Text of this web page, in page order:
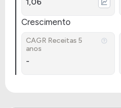
Crescimento
CAGR Receitas 5
anos
-